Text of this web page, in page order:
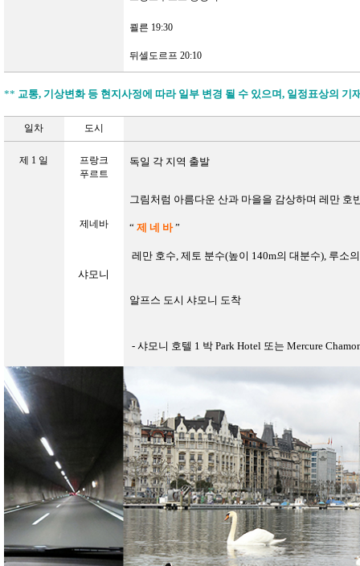
쾰른 19:30
뒤셀도르프 20:10
** 교통, 기상변화 등 현지사정에 따라 일부 변경 될 수 있으며 , 일정표상의 기
일차 도시
제 1 일
프랑크
푸르트
제네바
샤모니
독일 각 지역 출발
그림처럼 아름다운 산과 마을을 감상하며 레만 호
“ 제 네 바 ”
레만 호수, 제토 분수(높이 140m의 대분수), 루소
알프스 도시 샤모니 도착
-샤모니 호텔 1 박 Park Hotel 또는 Mercure